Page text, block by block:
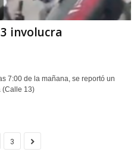
involucra
7:00 de la mañana, se reportó un
(Calle 13)
3